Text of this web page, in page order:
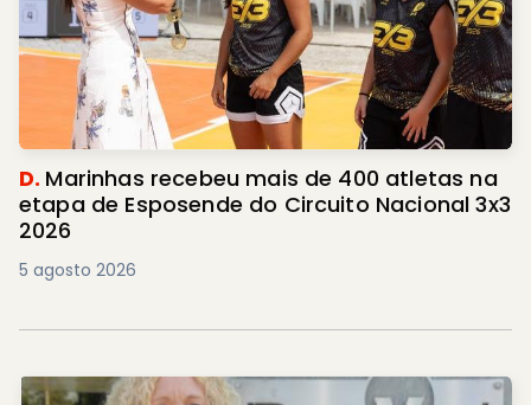
D. Marinhas recebeu mais de 400 atletas na
etapa de Esposende do Circuito Nacional 3x3
2026
5 agosto 2026